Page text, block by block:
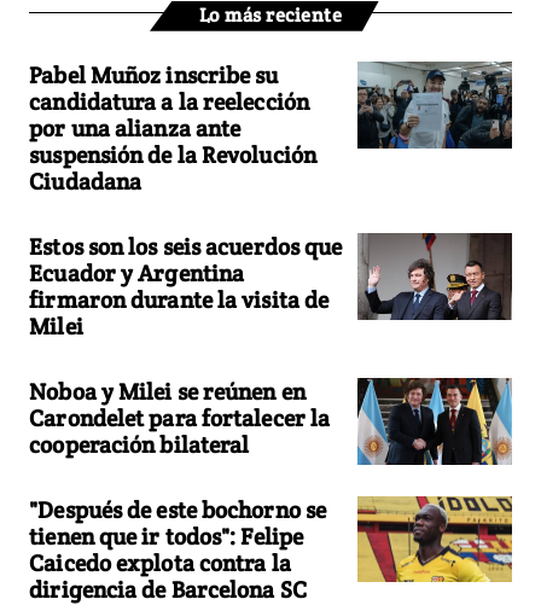
Lo más reciente
Pabel Muñoz inscribe su
candidatura a la reelección
por una alianza ante
suspensión de la Revolución
Ciudadana
Estos son los seis acuerdos que
Ecuador y Argentina
firmaron durante la visita de
Milei
Noboa y Milei se reúnen en
Carondelet para fortalecer la
cooperación bilateral
"Después de este bochorno se
tienen que ir todos": Felipe
Caicedo explota contra la
dirigencia de Barcelona SC